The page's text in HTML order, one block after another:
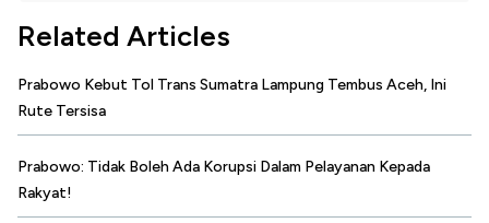
Related Articles
Prabowo Kebut Tol Trans Sumatra Lampung Tembus Aceh, Ini
Rute Tersisa
Prabowo: Tidak Boleh Ada Korupsi Dalam Pelayanan Kepada
Rakyat!